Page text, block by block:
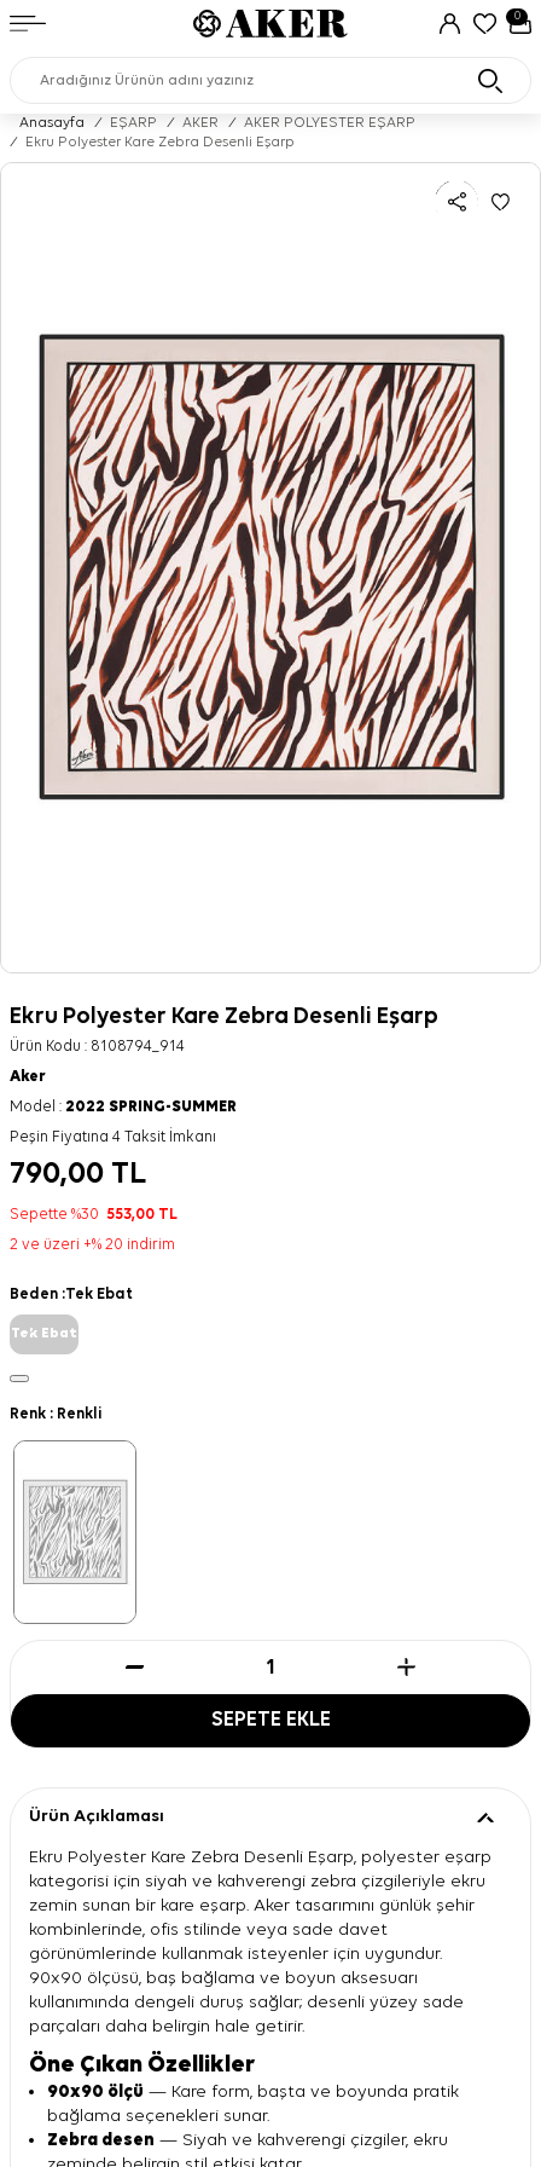
0
Anasayfa / EŞARP / AKER /
AKER POLYESTER EŞARP
/
Ekru Polyester Kare Zebra Desenli Eşarp
Ekru Polyester Kare Zebra Desenli Eşarp
Ürün Kodu : 8108794_914
Aker
Model : 2022 SPRING-SUMMER
Peşin Fiyatına 4 Taksit İmkanı
790,00 TL
Sepette %30 553,00 TL
2 ve üzeri +% 20 indirim
Beden :Tek Ebat
Tek Ebat
Renk : Renkli
SEPETE EKLE
Ürün Açıklaması
Ekru Polyester Kare Zebra Desenli Eşarp, polyester eşarp
kategorisi için siyah ve kahverengi zebra çizgileriyle ekru
zemin sunan bir kare eşarp. Aker tasarımını günlük şehir
kombinlerinde, ofis stilinde veya sade davet
görünümlerinde kullanmak isteyenler için uygundur.
90x90 ölçüsü, baş bağlama ve boyun aksesuarı
kullanımında dengeli duruş sağlar; desenli yüzey sade
parçaları daha belirgin hale getirir.
Öne Çıkan Özellikler
90x90 ölçü — Kare form, başta ve boyunda pratik
bağlama seçenekleri sunar.
Zebra desen — Siyah ve kahverengi çizgiler, ekru